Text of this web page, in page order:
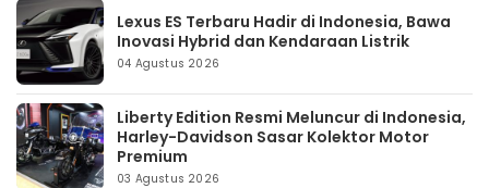
Lexus ES Terbaru Hadir di Indonesia, Bawa
Inovasi Hybrid dan Kendaraan Listrik
04 Agustus 2026
Liberty Edition Resmi Meluncur di Indonesia,
Harley-Davidson Sasar Kolektor Motor
Premium
03 Agustus 2026